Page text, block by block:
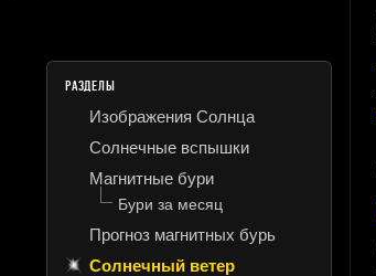
РАЗДЕЛЫ
Изображения Солнца
Солнечные вспышки
Магнитные бури
Бури за месяц
Прогноз магнитных бурь
Солнечный ветер